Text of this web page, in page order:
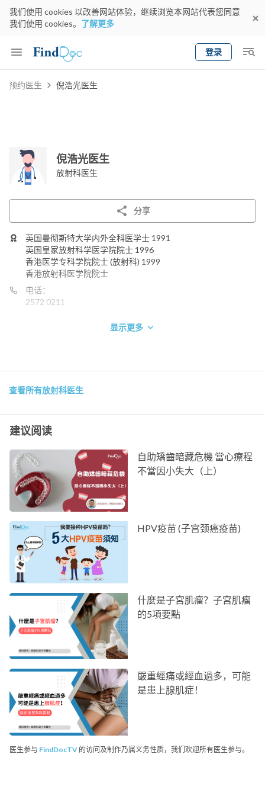
我们使用 cookies 以改善网站体验，继续浏览本网站代表您同意
我们使用 cookies。 了解更多
登录
Keyword
预约医生 倪浩光医生
倪浩光医生
放射科医生
分享
英国曼彻斯特大学内外全科医学士 1991
英国皇家放射科学医学院院士 1996
香港医学专科学院院士 (放射科) 1999
香港放射科医学院院士
电话：
2572 0211
显示更多
查看所有放射科医生
建议阅读
自助矯齒暗藏危機 當心療程
不當因小失大（上）
HPV疫苗 (子宫颈癌疫苗)
什麼是子宮肌瘤？子宮肌瘤
的5項要點
嚴重經痛或經血過多，可能
是患上腺肌症！
医生参与 FindDocTV 的访问及制作乃属义务性质，我们欢迎所有医生参与。